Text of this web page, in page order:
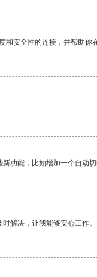
安全性的连接，并帮助你
功能，比如增加一个自动切
解决，让我能够安心工作。